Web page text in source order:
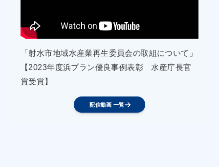
「射水市地域水産業再生委員会の取組について」
【2023年度浜プラン優良事例表彰 水産庁長官
賞受賞】
配信動画 一覧